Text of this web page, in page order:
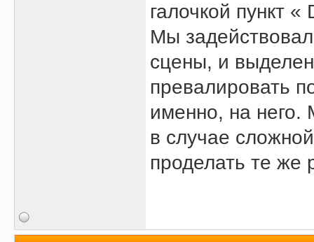
галочкой пункт
Мы
сцены, и
превалировать
именно, на него.
в случае
проделать те же